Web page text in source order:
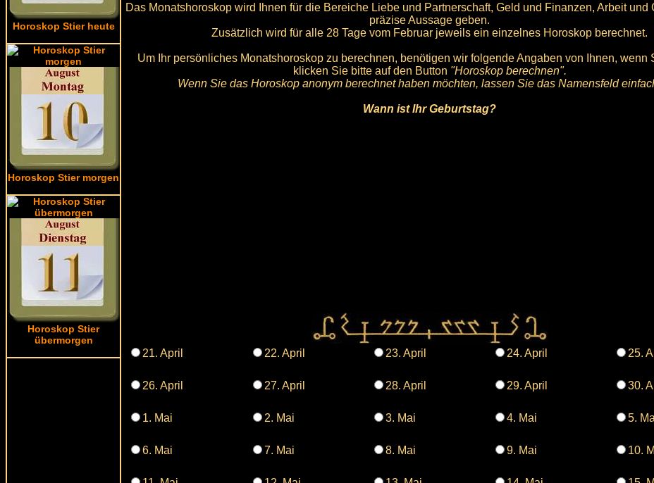
Horoskop Stier heute
Horoskop Stier morgen
Horoskop Stier
übermorgen
Das Monatshoroskop wird Ihnen für die Bereiche Liebe und Partnerschaft, Geld und Finanzen, Arbeit und
präzise Aussage geben.
Zusätzlich wird für alle 28 Tage vom Februar jeweils ein einzelnes Horoskop berechnet.
Um Ihr persönliches Monatshoroskop zu berechnen, benötigen wir folgende Angaben von Ihnen, wenn
klicken Sie bitte auf den Button "Horoskop berechnen".
Wenn Sie das Horoskop anonym berechnet haben möchten, lassen Sie das Namensfeld
Wann ist Ihr Geburtstag?
21. April 22. April 23. April 24. April 25.
26. April 27. April 28. April 29. April 30.
1. Mai 2. Mai 3. Mai 4. Mai 5.
6. Mai 7. Mai 8. Mai 9. Mai 10.